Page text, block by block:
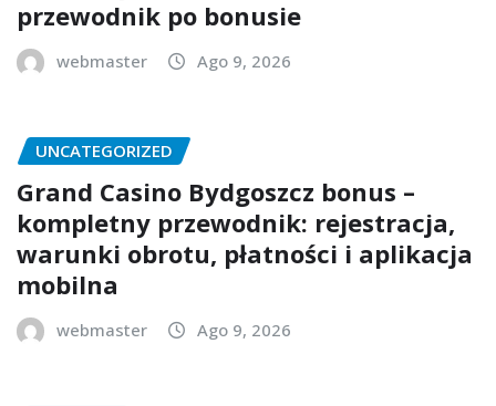
przewodnik po bonusie
webmaster Ago 9, 2026
UNCATEGORIZED
Grand Casino Bydgoszcz bonus –
kompletny przewodnik: rejestracja,
warunki obrotu, płatności i aplikacja
mobilna
webmaster Ago 9, 2026